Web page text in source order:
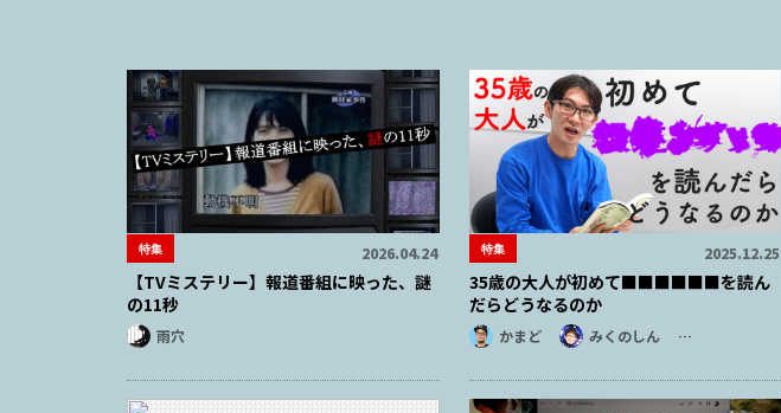
特集 2026.04.24
【TVミステリー】報道番組に映った、謎
の11秒
雨穴
特集 2025.12.25
35歳の大人が初めて■■■■■■を読ん
だらどうなるのか
かまど みくのしん …